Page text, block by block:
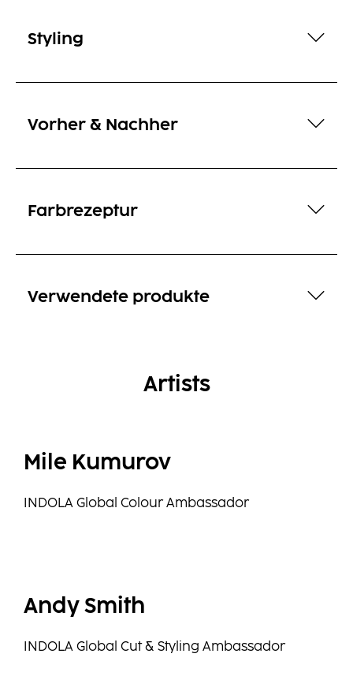
Styling
Vorher & Nachher
Farbrezeptur
Verwendete produkte
Artists
Mile Kumurov
INDOLA Global Colour Ambassador
Andy Smith
INDOLA Global Cut & Styling Ambassador